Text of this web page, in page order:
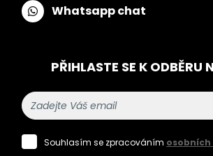
Whatsapp chat
PŘIHLASTE SE K ODBĚRU
Souhlasím se zpracováním osobních